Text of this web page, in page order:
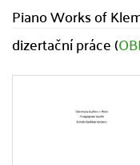
Piano Works of
dizertační práce (